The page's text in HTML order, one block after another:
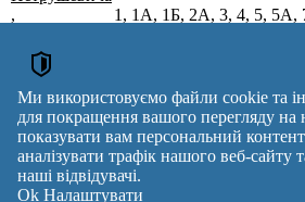
Поштові індекси України. Оновлено :
,
Золочівський
р-н,
Львівська
обл.
1, 1А, 1Б, 2А, 3, 4, 5, 5А,
Вулиця № будинків
reklama
Ми використовуємо файли cookie та
для покращення вашого перегляду
показувати вам персональний
аналізувати трафік нашого веб-сайту
наші відвідувачі.
Ok Налаштувати